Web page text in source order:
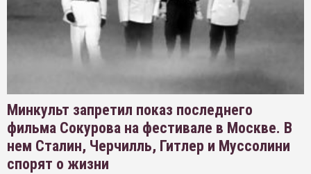
Минкульт запретил показ последнего
фильма Сокурова на фестивале в Москве. В
нем Сталин, Черчилль, Гитлер и Муссолини
спорят о жизни